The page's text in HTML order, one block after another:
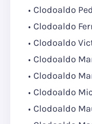
Clodoaldo
Clodoaldo
Clodoaldo
Clodoaldo
Clodoaldo
Clodoaldo
Clodoaldo